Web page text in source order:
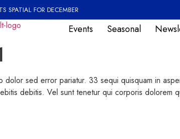
SPATIAL FOR DECEMBER
Events Seasonal
sed error pariatur. 33 sequi quisquam in
debitis. Vel sunt tenetur qui corporis dolorem